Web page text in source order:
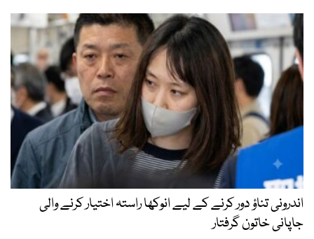
اندرونی تناؤ دور کرنے کے لیے انوکھا راستہ اختیار کرنے والی
جاپانی خاتون گرفتار